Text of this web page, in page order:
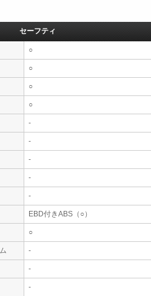
セーフティ
○
○
○
○
-
-
-
-
-
EBD付きABS（○）
○
-
-
-